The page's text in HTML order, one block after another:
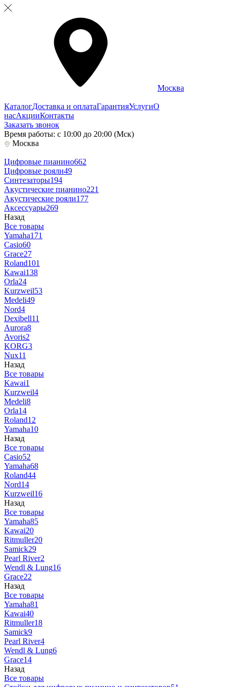
Москва
КаталогДоставка и оплатаГарантияУслугиО
насАкцииКонтакты
Заказать звонок
Время работы: с 10:00 до 20:00 (Мск)
Москва
Цифровые пианино662
Цифровые рояли49
Синтезаторы194
Акустические пианино221
Акустические рояли177
Аксессуары269
Назад
Все товары
Yamaha171
Casio60
Grace27
Roland101
Kawai138
Orla24
Kurzweil53
Medeli49
Nord4
Dexibell11
Aurora8
Avoris2
KORG3
Nux11
Назад
Все товары
Kawai1
Kurzweil4
Medeli8
Orla14
Roland12
Yamaha10
Назад
Все товары
Casio52
Yamaha68
Roland44
Nord14
Kurzweil16
Назад
Все товары
Yamaha85
Kawai20
Ritmuller20
Samick29
Pearl River2
Wendl & Lung16
Grace22
Назад
Все товары
Yamaha81
Kawai40
Ritmuller18
Samick9
Pearl River4
Wendl & Lung6
Grace14
Назад
Все товары